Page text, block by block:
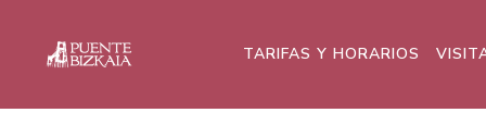
TARIFAS Y HORARIOS